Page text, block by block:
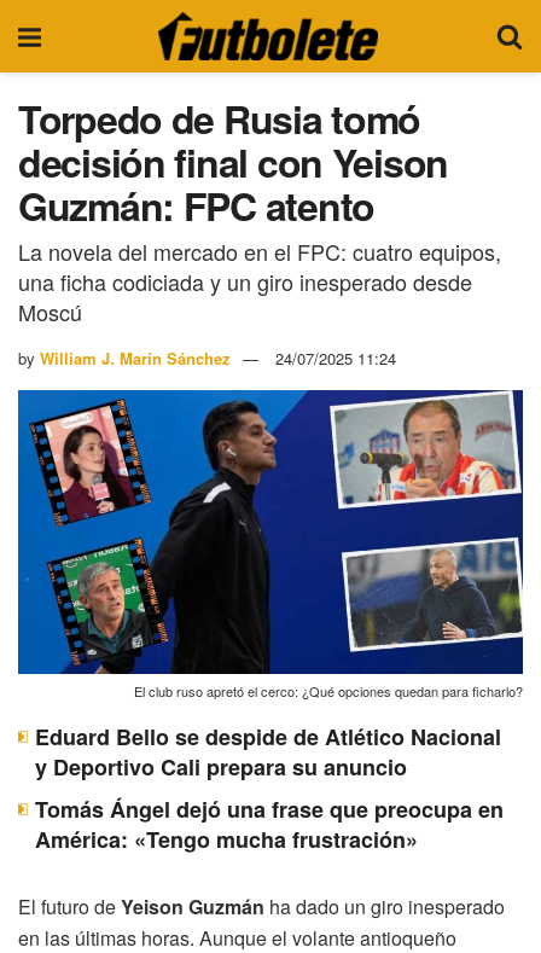
Torpedo de Rusia tomó
decisión final con Yeison
Guzmán: FPC atento
La novela del mercado en el FPC: cuatro equipos,
una ficha codiciada y un giro inesperado desde
Moscú
by William J. Marín Sánchez 24/07/2025 11:24
El club ruso apretó el cerco: ¿Qué opciones quedan para ficharlo?
Eduard Bello se despide de Atlético Nacional
y Deportivo Cali prepara su anuncio
Tomás Ángel dejó una frase que preocupa en
América: «Tengo mucha frustración»
El futuro deYeison Guzmán ha dado un giro inesperado
en las últimas horas. Aunque el volante antioqueño